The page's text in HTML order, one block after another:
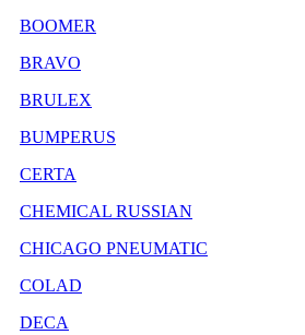
BOOMER
BRAVO
BRULEX
BUMPERUS
CERTA
CHEMICAL RUSSIAN
CHICAGO PNEUMATIC
COLAD
DECA